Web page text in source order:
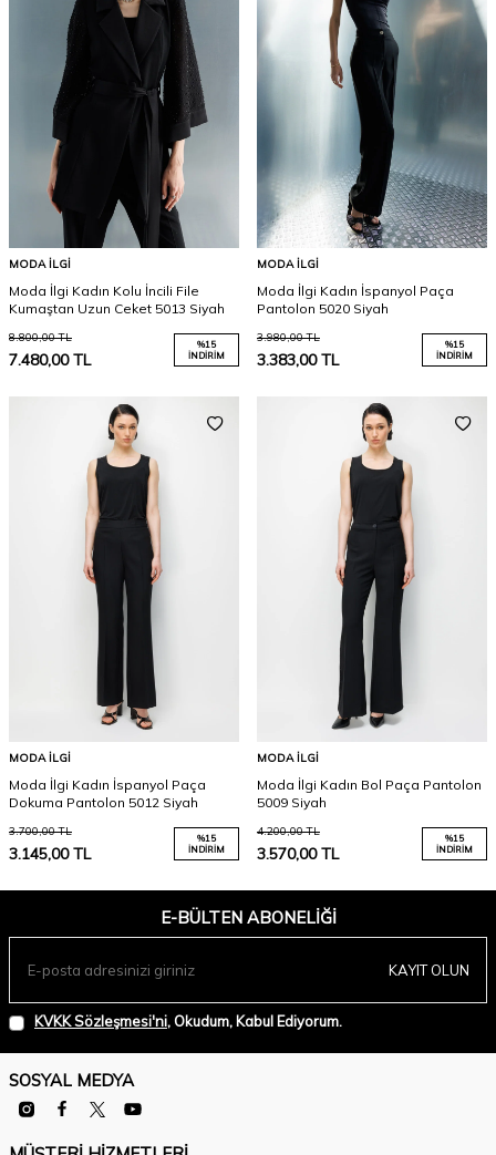
MODA İLGI
Moda İlgi Kadın Kolu İncili File
Kumaştan Uzun Ceket 5013 Siyah
8.800,00TL
7.480,00TL
%15
İNDIRIM
MODA İLGI
Moda İlgi Kadın İspanyol Paça
Pantolon 5020 Siyah
3.980,00TL
3.383,00TL
%15
İNDIRIM
MODA İLGI
Moda İlgi Kadın İspanyol Paça
Dokuma Pantolon 5012 Siyah
3.700,00TL
3.145,00TL
%15
İNDIRIM
MODA İLGI
Moda İlgi Kadın Bol Paça Pantolon
5009 Siyah
4.200,00TL
3.570,00TL
%15
İNDIRIM
E-BÜLTEN ABONELIĞI
KAYIT OLUN
KVKK Sözleşmesi'ni, Okudum, Kabul Ediyorum.
SOSYAL MEDYA